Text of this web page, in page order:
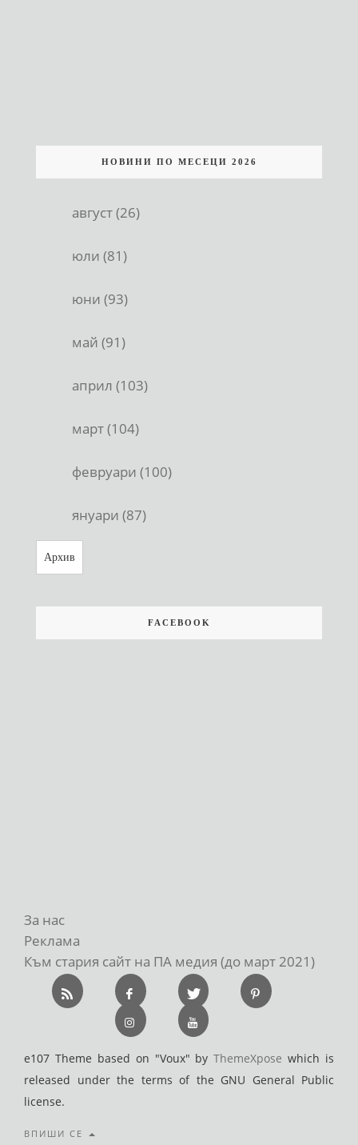
НОВИНИ ПО МЕСЕЦИ 2026
август (26)
юли (81)
юни (93)
май (91)
април (103)
март (104)
февруари (100)
януари (87)
Архив
FACEBOOK
За нас
Реклама
Към стария сайт на ПА медия (до март 2021)
e107 Theme based on "Voux" byThemeXpose which is
released under the terms of the GNU General Public
license.
ВПИШИ СЕ